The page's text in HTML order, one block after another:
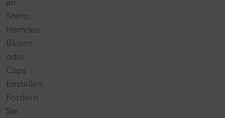
Shirts,
Hemden
Blusen
oder
Caps
bestellen.
Fordern
Sie